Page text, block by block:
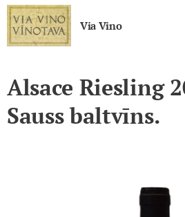
Via Vino
Alsace Riesling
Sauss baltvīns.